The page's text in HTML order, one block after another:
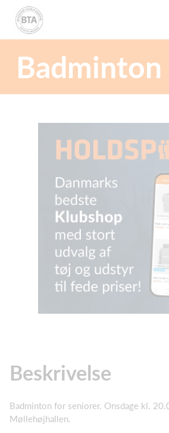
Beskrivelse
Badminton for seniorer. Onsdage kl.
Møllehøjhallen.